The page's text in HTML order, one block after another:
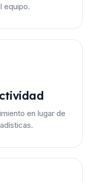
equipo.
en lugar de